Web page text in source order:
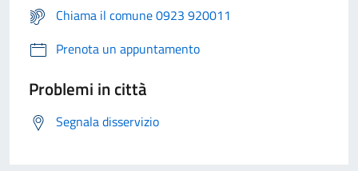
Chiama il comune 0923 920011
Prenota un appuntamento
Problemi in città
Segnala disservizio